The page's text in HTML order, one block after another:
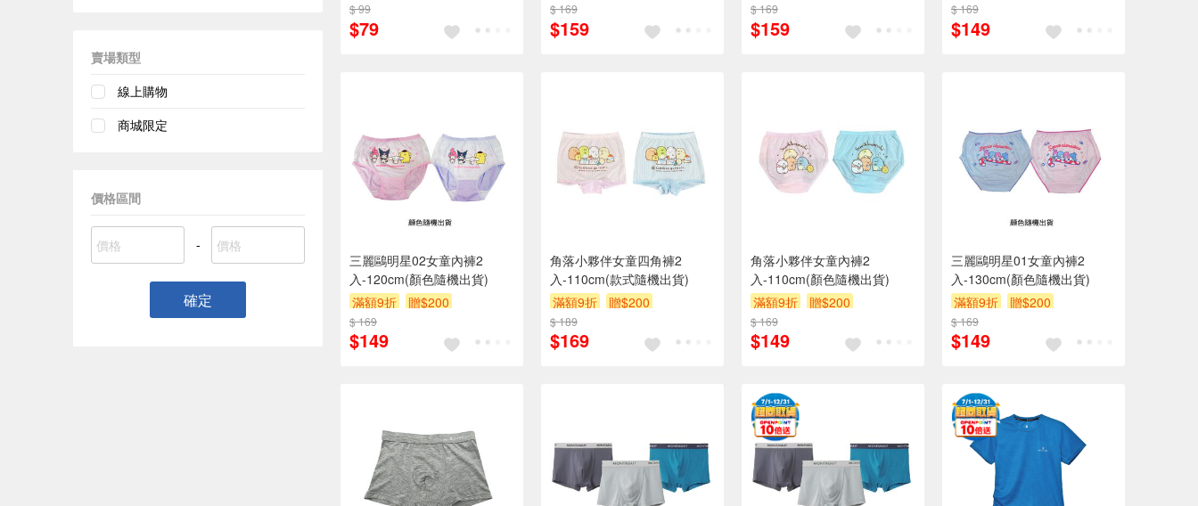
賣場類型
線上購物
商城限定
價格區間
-
確定
$ 99
$79
$ 169
$159
$ 169
$159
$ 169
$149
三麗鷗明星02女童內褲2
入-120cm(顏色隨機出貨)
滿額9折
贈$200
$ 169
$149
角落小夥伴女童四角褲2
入-110cm(款式隨機出貨)
滿額9折
贈$200
$ 189
$169
角落小夥伴女童內褲2
入-110cm(顏色隨機出貨)
滿額9折
贈$200
$ 169
$149
三麗鷗明星01女童內褲2
入-130cm(顏色隨機出貨)
滿額9折
贈$200
$ 169
$149